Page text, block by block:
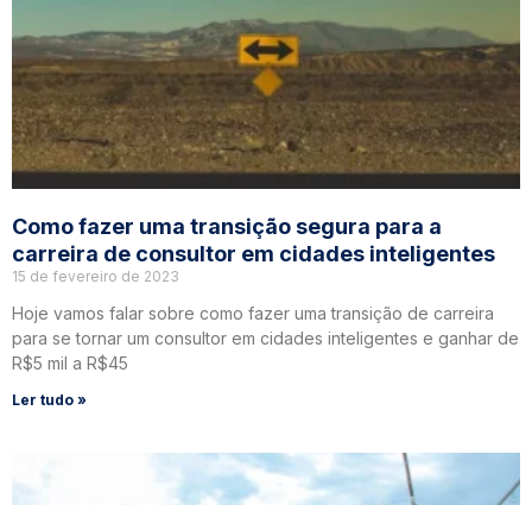
Como fazer uma transição segura para a
carreira de consultor em cidades inteligentes
15 de fevereiro de 2023
Hoje vamos falar sobre como fazer uma transição de carreira
para se tornar um consultor em cidades inteligentes e ganhar de
R$5 mil a R$45
Ler tudo »